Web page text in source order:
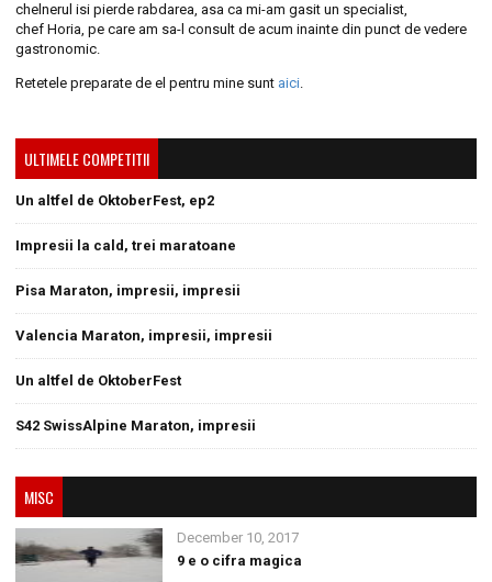
chelnerul isi pierde rabdarea, asa ca mi-am gasit un specialist,
chef Horia, pe care am sa-l consult de acum inainte din punct de vedere
gastronomic.
Retetele preparate de el pentru mine sunt aici.
ULTIMELE COMPETITII
Un altfel de OktoberFest, ep2
Impresii la cald, trei maratoane
Pisa Maraton, impresii, impresii
Valencia Maraton, impresii, impresii
Un altfel de OktoberFest
S42 SwissAlpine Maraton, impresii
MISC
December 10, 2017
9 e o cifra magica